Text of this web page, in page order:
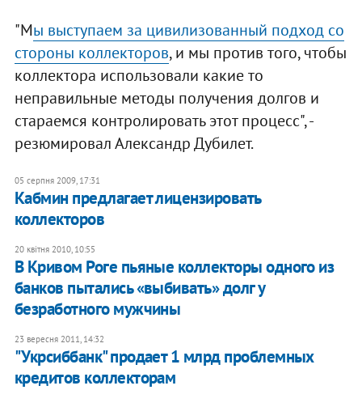
"Мы выступаем за цивилизованный подход со
стороны коллекторов, и мы против того, чтобы
коллектора использовали какие то
неправильные методы получения долгов и
стараемся контролировать этот процесс", -
резюмировал Александр Дубилет.
05 серпня 2009, 17:31
Кабмин предлагает лицензировать
коллекторов
20 квітня 2010, 10:55
В Кривом Роге пьяные коллекторы одного из
банков пытались «выбивать» долг у
безработного мужчины
23 вересня 2011, 14:32
"Укрсиббанк" продает 1 млрд проблемных
кредитов коллекторам